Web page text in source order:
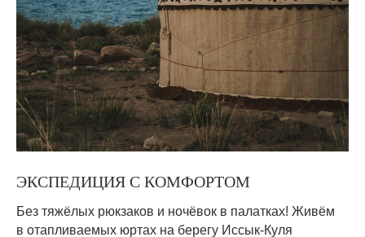
ЭКСПЕДИЦИЯ С КОМФОРТОМ
Без тяжёлых рюкзаков и ночёвок в палатках! Живём
в отапливаемых юртах на берегу Иссык-Куля